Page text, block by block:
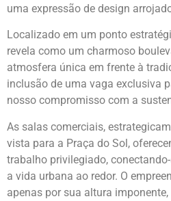
uma expressão de design
Localizado em um ponto
revela como um charmoso
atmosfera única em frente à
inclusão de uma vaga exclusiva
nosso compromisso com a
As salas comerciais,
vista para a Praça do Sol,
trabalho privilegiado,
a vida urbana ao redor. O
apenas por sua altura